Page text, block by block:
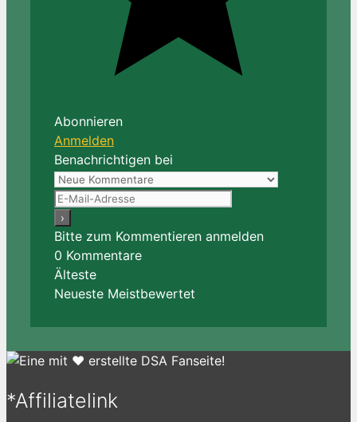
Abonnieren
Anmelden
Benachrichtigen bei
Bitte zum Kommentieren anmelden
0 Kommentare
Älteste
Neueste Meistbewertet
*Affiliatelink